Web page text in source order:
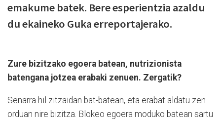
emakume batek. Bere esperientzia azaldu
du ekaineko Guka erreportajerako.
Zure bizitzako egoera batean, nutrizionista
batengana jotzea erabaki zenuen. Zergatik?
Senarra hil zitzaidan bat-batean, eta erabat aldatu zen
orduan nire bizitza. Blokeo egoera moduko batean sartu